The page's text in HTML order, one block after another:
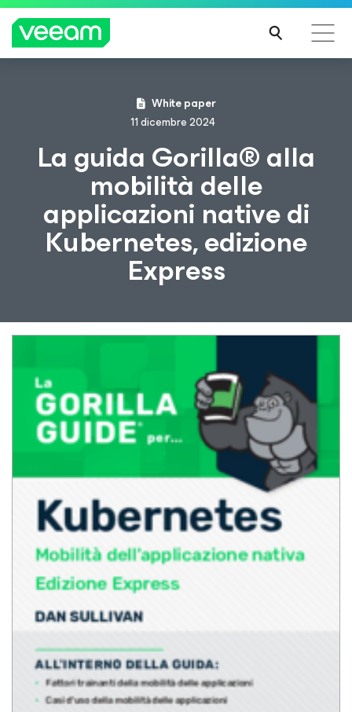
Linee guida di Veeam per i clienti interessati
dall'aggiornamento dei contenuti di CrowdStrike
RNE
White paper
11 dicembre 2024
La guida Gorilla® alla
mobilità delle
applicazioni native di
Kubernetes, edizione
Express